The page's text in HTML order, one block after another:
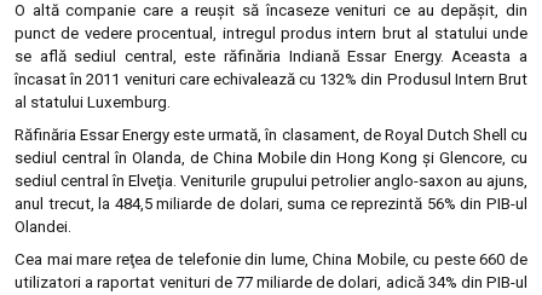
O altă companie care a reuşit să încaseze venituri ce au depăşit, din
punct de vedere procentual, intregul produs intern brut al statului unde
se află sediul central, este răfinăria Indiană Essar Energy. Aceasta a
încasat în 2011 venituri care echivalează cu 132% din Produsul Intern Brut
al statului Luxemburg.
Răfinăria Essar Energy este urmată, în clasament, de Royal Dutch Shell cu
sediul central în Olanda, de China Mobile din Hong Kong şi Glencore, cu
sediul central în Elveţia. Veniturile grupului petrolier anglo-saxon au ajuns,
anul trecut, la 484,5 miliarde de dolari, suma ce reprezintă 56% din PIB-ul
Olandei.
Cea mai mare reţea de telefonie din lume, China Mobile, cu peste 660 de
utilizatori a raportat venituri de 77 miliarde de dolari, adică 34% din PIB-ul